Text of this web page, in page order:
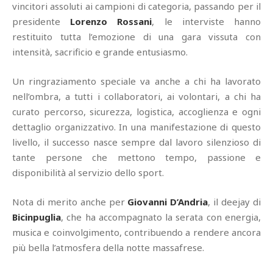
vincitori assoluti ai campioni di categoria, passando per il
presidente Lorenzo Rossani, le interviste hanno
restituito tutta l’emozione di una gara vissuta con
intensità, sacrificio e grande entusiasmo.
Un ringraziamento speciale va anche a chi ha lavorato
nell’ombra, a tutti i collaboratori, ai volontari, a chi ha
curato percorso, sicurezza, logistica, accoglienza e ogni
dettaglio organizzativo. In una manifestazione di questo
livello, il successo nasce sempre dal lavoro silenzioso di
tante persone che mettono tempo, passione e
disponibilità al servizio dello sport.
Nota di merito anche per Giovanni D’Andria, il deejay di
Bicinpuglia, che ha accompagnato la serata con energia,
musica e coinvolgimento, contribuendo a rendere ancora
più bella l’atmosfera della notte massafrese.